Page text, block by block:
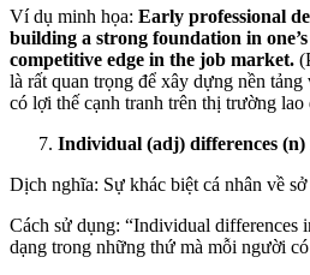
Ví dụ minh họa: Early professional
building a strong foundation in
competitive edge in the job market.
là rất quan trọng để xây dựng nền
có lợi thế cạnh tranh trên thị trường lao
Individual (adj) differences (n)
Dịch nghĩa: Sự khác biệt cá nhân về
Cách sử dụng: “Individual differences
dạng trong những thứ mà mỗi người